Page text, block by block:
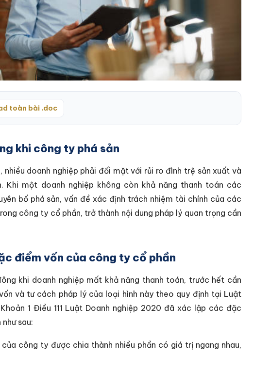
toàn bài .doc
khi công ty phá sản
nhiều doanh nghiệp phải đối mặt với rủi ro đình trệ sản xuất và
Khi một doanh nghiệp không còn khả năng thanh toán các
bố phá sản, vấn đề xác định trách nhiệm tài chính của các
công ty cổ phần, trở thành nội dung pháp lý quan trọng cần
điểm vốn của công ty cổ phần
khi doanh nghiệp mất khả năng thanh toán, trước hết cần
và tư cách pháp lý của loại hình này theo quy định tại Luật
1 Điều 111 Luật Doanh nghiệp 2020 đã xác lập các đặc
sau:
công ty được chia thành nhiều phần có giá trị ngang nhau,